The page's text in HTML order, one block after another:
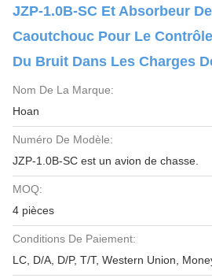
JZP-1.0B-SC Et Absorbeur
Caoutchouc Pour Le
Du Bruit Dans Les Charges
Nom De La Marque:
Hoan
Numéro De Modèle:
JZP-1.0B-SC est un avion de chasse.
MOQ:
4 pièces
Conditions De Paiement:
LC, D/A, D/P, T/T, Western Union,